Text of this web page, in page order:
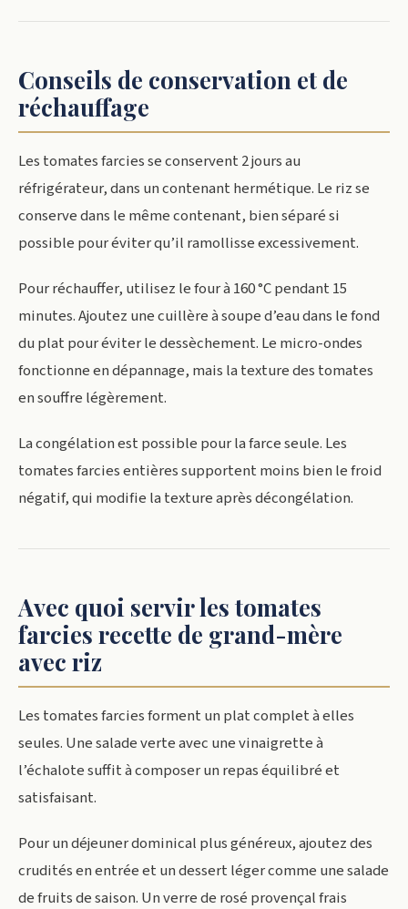
Conseils de conservation et de
réchauffage
Les tomates farcies se conservent 2 jours au
réfrigérateur, dans un contenant hermétique. Le riz se
conserve dans le même contenant, bien séparé si
possible pour éviter qu’il ramollisse excessivement.
Pour réchauffer, utilisez le four à 160 °C pendant 15
minutes. Ajoutez une cuillère à soupe d’eau dans le fond
du plat pour éviter le dessèchement. Le micro-ondes
fonctionne en dépannage, mais la texture des tomates
en souffre légèrement.
La congélation est possible pour la farce seule. Les
tomates farcies entières supportent moins bien le froid
négatif, qui modifie la texture après décongélation.
Avec quoi servir les tomates
farcies recette de grand-mère
avec riz
Les tomates farcies forment un plat complet à elles
seules. Une salade verte avec une vinaigrette à
l’échalote suffit à composer un repas équilibré et
satisfaisant.
Pour un déjeuner dominical plus généreux, ajoutez des
crudités en entrée et un dessert léger comme une salade
de fruits de saison. Un verre de rosé provençal frais